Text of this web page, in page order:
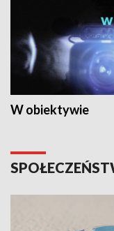
W obiektywie